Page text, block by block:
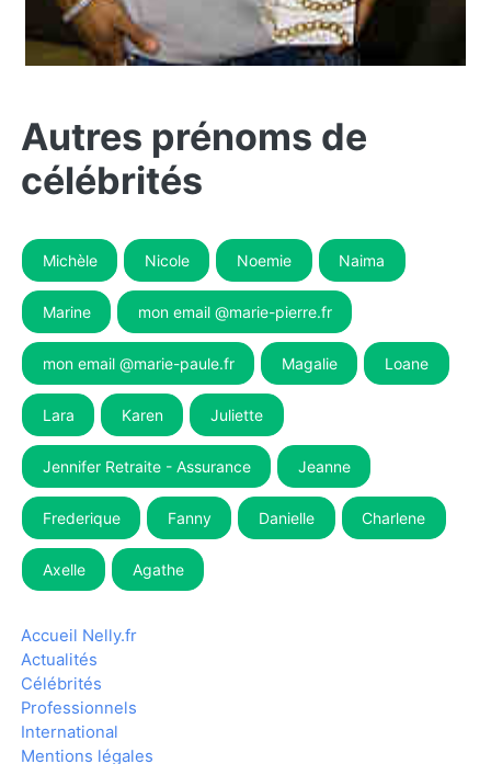
Autres prénoms de
célébrités
Michèle Nicole Noemie Naima
Marine mon email @marie-pierre.fr
mon email @marie-paule.fr Magalie Loane
Lara Karen Juliette
Jennifer Retraite - Assurance Jeanne
Frederique Fanny Danielle Charlene
Axelle Agathe
Accueil Nelly.fr
Actualités
Célébrités
Professionnels
International
Mentions légales